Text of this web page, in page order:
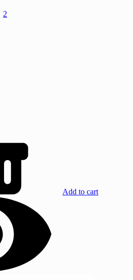
2
Add to cart